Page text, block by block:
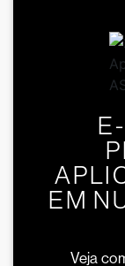
EM
Veja